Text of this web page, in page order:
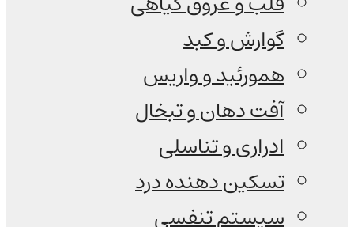
گوارش و کبد
همورئید و واریس
آفت دهان و تبخال
ادراری و تناسلی
تسکین دهنده درد
سیستم تنفسی